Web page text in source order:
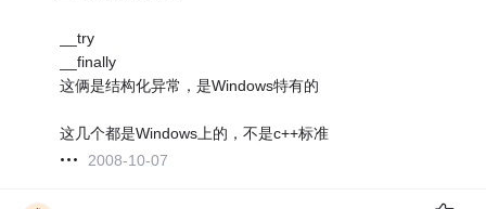
__try
__finally
这俩是结构化异常，是Windows特有的
这几个都是Windows上的，不是c++标准
2008-10-07